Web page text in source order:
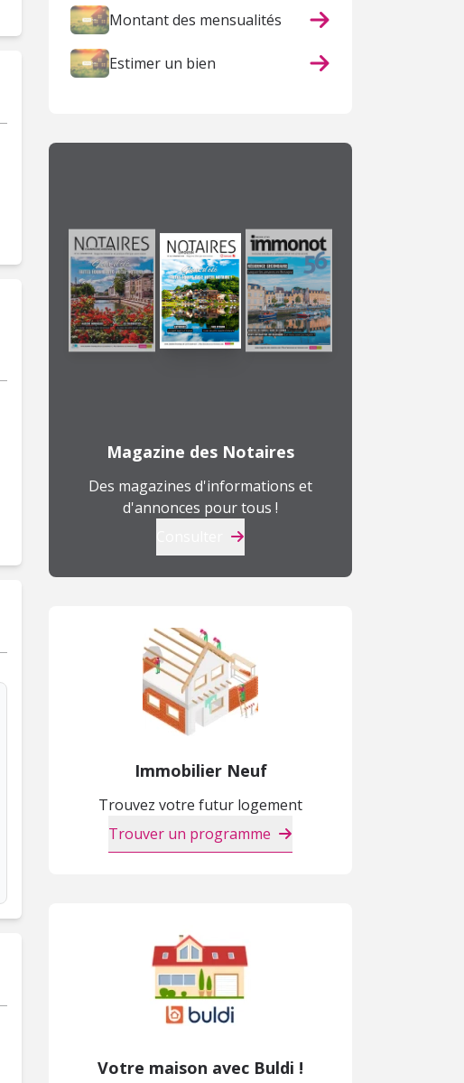
Montant des mensualités
Estimer un bien
Magazine des Notaires
Des magazines d'informations et
d'annonces pour tous !
Immobilier Neuf
Trouvez votre futur logement
Trouver un programme
Votre maison avec Buldi !